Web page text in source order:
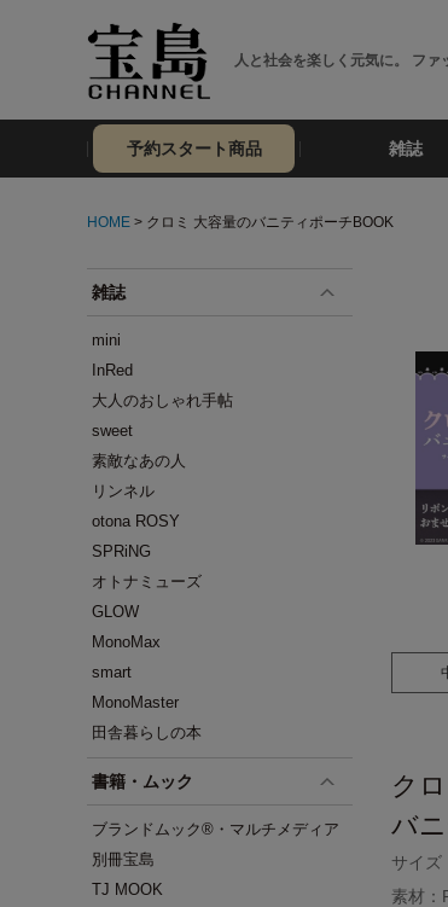
人と社会を楽しく元気に。 フ
予約スタート商品 雑誌
HOME > クロミ 大容量のバニティポーチBOOK
雑誌
mini
InRed
大人のおしゃれ手帖
sweet
素敵なあの人
リンネル
otona ROSY
SPRiNG
オトナミューズ
GLOW
MonoMax
smart
MonoMaster
田舎暮らしの本
書籍・ムック
ブランドムック®・マルチメディア
別冊宝島
TJ MOOK
クロ
バ
サイズ
素材：